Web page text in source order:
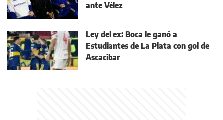
ante Vélez
Ley del ex: Boca le ganó a
Estudiantes de La Plata con gol de
Ascacibar